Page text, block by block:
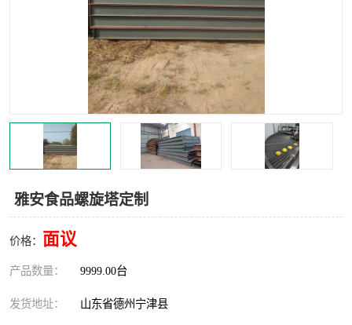
雅安食品螺旋塔定制
价格： 面议
产品数量： 9999.00台
发货地址： 山东省德州宁津县
半自动输送机 全自动输送机
食品螺旋塔
木材撕碎机
塑料撕碎机 金属撕碎机